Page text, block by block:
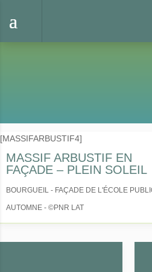
MASSIFS
[MASSIFARBUSTIF4]
MASSIF ARBUSTIF EN
FAÇADE – PLEIN SOLEIL
BOURGUEIL - FAÇADE DE L'ÉCOLE
AUTOMNE - ©PNR LAT